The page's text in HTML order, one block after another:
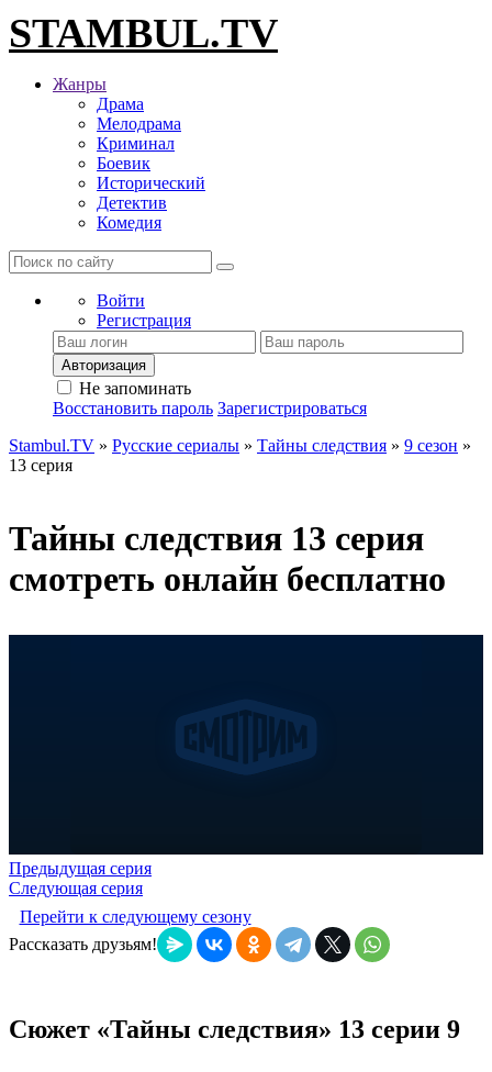
STAMBUL.TV
Жанры
Драма
Мелодрама
Криминал
Боевик
Исторический
Детектив
Комедия
Войти
Регистрация
Авторизация
Не запоминать
Восстановить пароль Зарегистрироваться
Stambul.TV » Русские сериалы » Тайны следствия » 9 сезон »
13 серия
Тайны следствия 13 серия
смотреть онлайн бесплатно
Предыдущая серия
Следующая серия
Перейти к следующему сезону
Рассказать друзьям!
Сюжет «Тайны следствия» 13 серии 9